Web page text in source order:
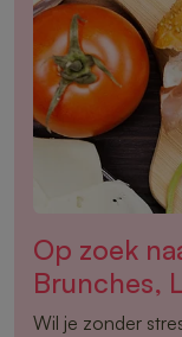
Op zoek
Brunches,
Wil je zonder